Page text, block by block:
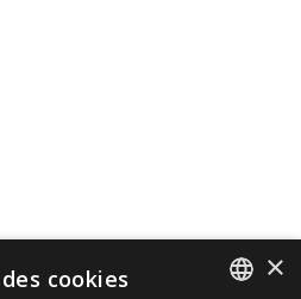
×
cookies